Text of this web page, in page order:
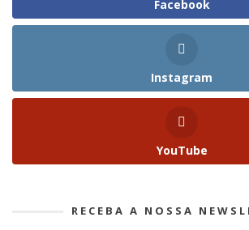
Facebook
Instagram
YouTube
RECEBA A NOSSA